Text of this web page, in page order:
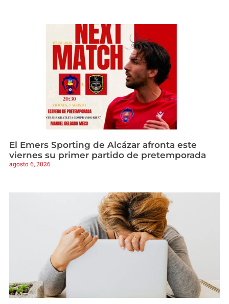
El Emers Sporting de Alcázar afronta este
viernes su primer partido de pretemporada
agosto 6, 2026